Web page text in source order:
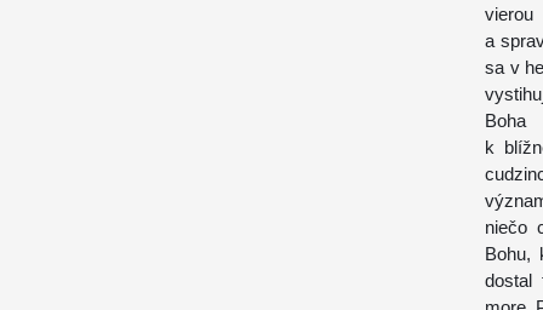
vierou
a
sa v
Boha
k
niečo
Bohu,
dostal